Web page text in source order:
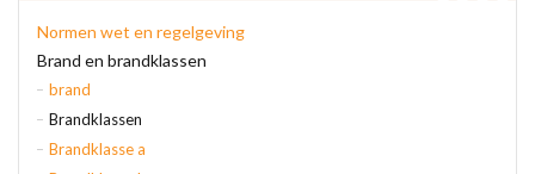
Normen wet en regelgeving
Brand en brandklassen
brand
Brandklassen
Brandklasse a